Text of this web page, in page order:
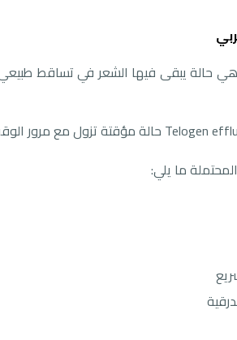
حالة يبقى فيها الشعر في تساقط
ما يلي: